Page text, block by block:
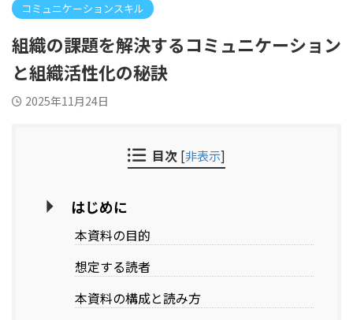
コミュニケーションスキル
組織の課題を解決するコミュニケーション
と組織活性化の秘訣
2025年11月24日
目次 [非表示]
はじめに
本資料の目的
想定する読者
本資料の構成と読み方